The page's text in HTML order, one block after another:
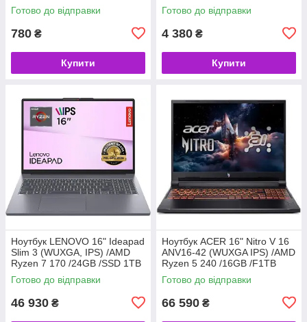
Готово до відправки
780 ₴
Купити
Готово до відправки
4 380 ₴
Купити
Ноутбук LENOVO 16" Ideapad
Slim 3 (WUXGA, IPS) /AMD
Ryzen 7 170 /24GB /SSD 1TB
/AMD Radeon /DOS (код
158442)
Готово до відправки
46 930 ₴
Ноутбук ACER 16" Nitro V 16
ANV16-42 (WUXGA IPS) /AMD
Ryzen 5 240 /16GB /F1TB
/RTX4050-6GB /Lin (код
158441)
Готово до відправки
66 590 ₴